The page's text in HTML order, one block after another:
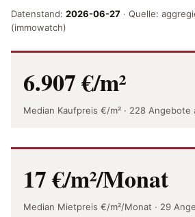
Datenstand: 2026-06-27 · Quelle:
(immowatch)
6.907 €/m²
Median Kaufpreis €/m² · 228 Angebote
17 €/m²/Monat
Median Mietpreis €/m²/Monat · 29